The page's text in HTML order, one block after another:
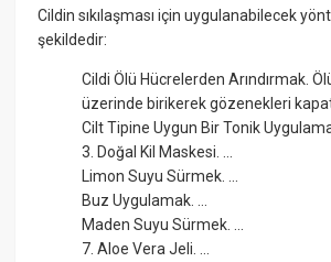
Cildin sıkılaşması için uygulanabilecek
şekildedir:
Cildi Ölü Hücrelerden Arındırmak.
üzerinde birikerek gözenekleri
Cilt Tipine Uygun Bir Tonik
3. Doğal Kil Maskesi. ...
Limon Suyu Sürmek. ...
Buz Uygulamak. ...
Maden Suyu Sürmek. ...
7. Aloe Vera Jeli. ...